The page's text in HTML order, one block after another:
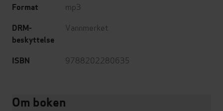
Format mp3
DRM-
beskyttelse
Vannmerket
ISBN 9788202280635
Om boken